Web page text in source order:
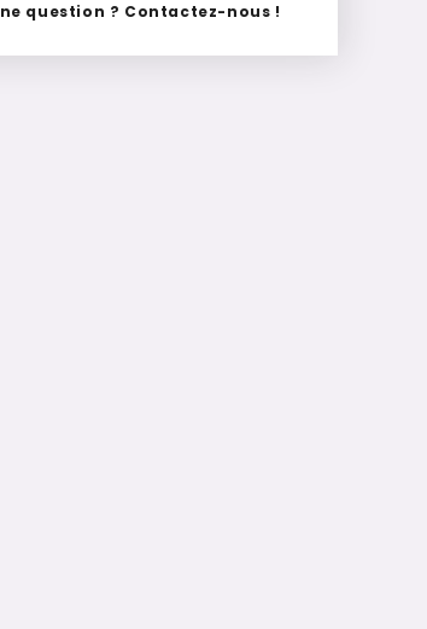
question ? Contactez-nous !